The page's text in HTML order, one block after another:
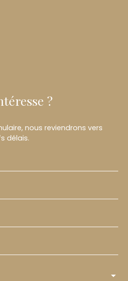
?
nous reviendrons vers
délais.